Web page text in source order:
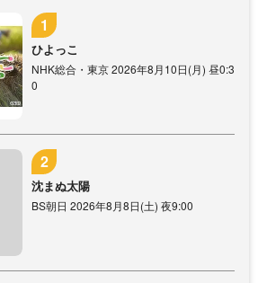
ひよっこ
NHK総合・東京 2026年8月10日(月) 昼0:3
0
沈まぬ太陽
BS朝日 2026年8月8日(土) 夜9:00